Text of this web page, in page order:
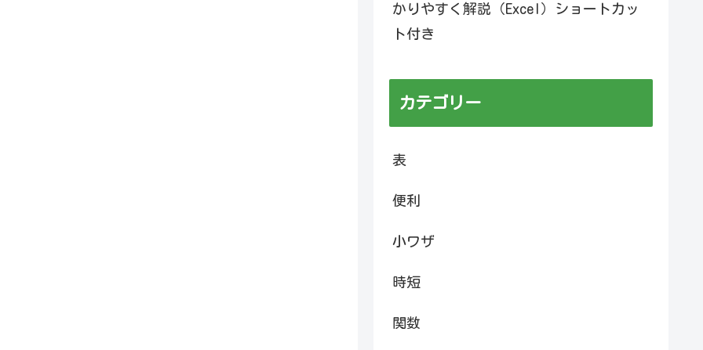
かりやすく解説（Excel）ショートカッ
ト付き
カテゴリー
表
便利
小ワザ
時短
関数